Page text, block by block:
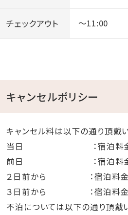
チェックアウト ～11:00
キャンセルポリシー
キャンセル料は以下の通り頂戴い
当日 ：宿泊料金の
前日 ：宿泊料金の
２日前から ：宿泊料金
３日前から ：宿泊料金
不泊については以下の通り頂戴